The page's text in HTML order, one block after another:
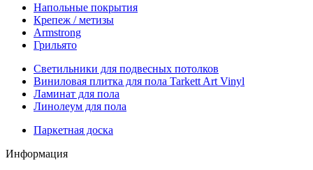
Напольные покрытия
Крепеж / метизы
Armstrong
Грильято
Светильники для подвесных потолков
Виниловая плитка для пола Tarkett Art Vinyl
Ламинат для пола
Линолеум для пола
Паркетная доска
Информация